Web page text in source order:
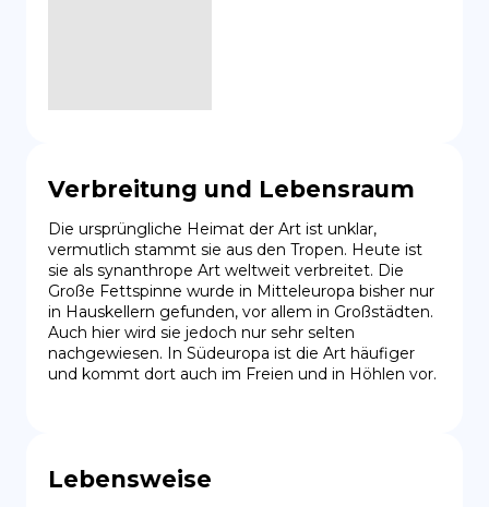
Verbreitung und Lebensraum
Die ursprüngliche Heimat der Art ist unklar,
vermutlich stammt sie aus den Tropen. Heute ist
sie als synanthrope Art weltweit verbreitet. Die
Große Fettspinne wurde in Mitteleuropa bisher nur
in Hauskellern gefunden, vor allem in Großstädten.
Auch hier wird sie jedoch nur sehr selten
nachgewiesen. In Südeuropa ist die Art häufiger
und kommt dort auch im Freien und in Höhlen vor.
Lebensweise